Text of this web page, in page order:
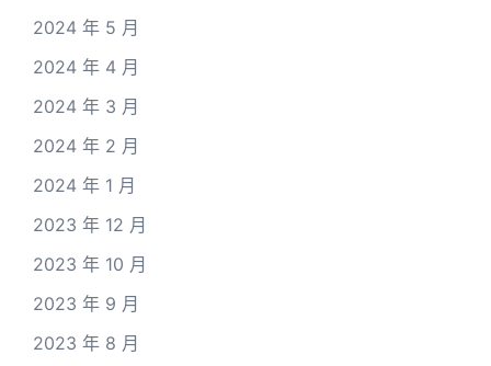
2024 年 5 月
2024 年 4 月
2024 年 3 月
2024 年 2 月
2024 年 1 月
2023 年 12 月
2023 年 10 月
2023 年 9 月
2023 年 8 月